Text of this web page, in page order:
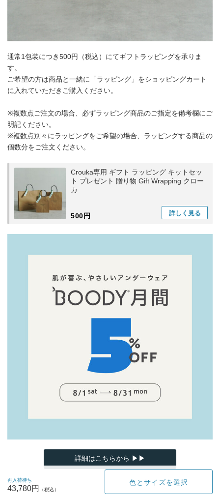
通常1包装につき500円（税込）にてギフトラッピングを承りま
す。
ご希望の方は商品と一緒に「ラッピング」をショッピングカート
に入れていただきご購入ください。
※複数点ご注文の場合、必ずラッピング商品のご指定を備考欄にご
明記ください。
※複数点別々にラッピングをご希望の場合、ラッピングする商品の
個数分をご注文ください。
Crouka専用 ギフト ラッピング キットセッ
ト プレゼント 贈り物 Gift Wrapping クロー
カ
500円 詳しく 見る
詳細はこちらから ▶▶
再入荷待ち
43,780円
色とサイズを選択